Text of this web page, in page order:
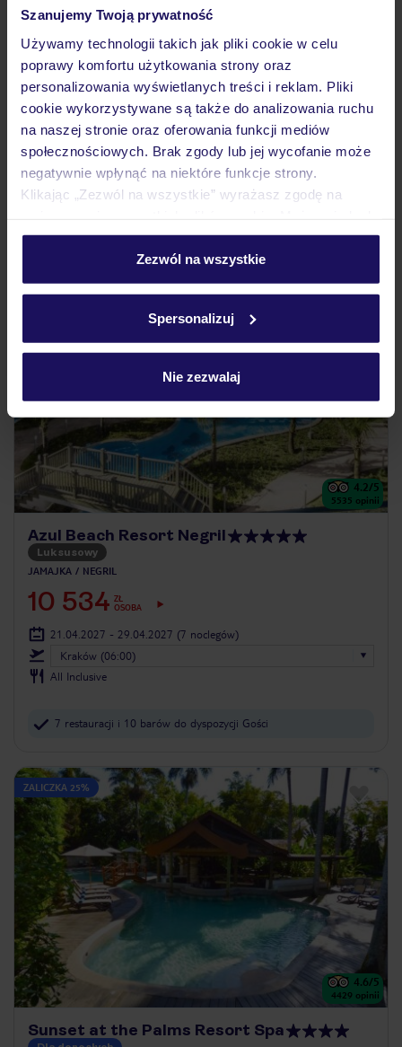
Szanujemy Twoją prywatność
Używamy technologii takich jak pliki cookie w celu
poprawy komfortu użytkowania strony oraz
personalizowania wyświetlanych treści i reklam. Pliki
cookie wykorzystywane są także do analizowania ruchu
na naszej stronie oraz oferowania funkcji mediów
społecznościowych. Brak zgody lub jej wycofanie może
negatywnie wpłynąć na niektóre funkcje strony.
Klikając „Zezwól na wszystkie” wyrażasz zgodę na
personalizować swój wybór wchodząc w zakładkę
Szczegółowe informacje o plikach cookie znajdziesz
Zezwól na wszystkie
Spersonalizuj
Nie zezwalaj
Ocean Eden Bay
Tylko w TUI
Dla dorosłych
JAMAJKA
10 396 OSOBA
21.04.2027 - 29.04.2027 (7 noclegów)
Kraków (06:00)
All Inclusive
ZALICZKA 25%
4.2/5
5535 opinii
Azul Beach Resort Negril
Luksusowy
JAMAJKA NEGRIL
10 534 ZŁ
OSOBA
21.04.2027 - 29.04.2027 (7 noclegów)
Kraków (06:00)
All Inclusive
7 restauracji i 10 barów do dyspozycji Gości
ZALICZKA 25%
4.6/5
4429 opinii
Sunset at the Palms Resort Spa